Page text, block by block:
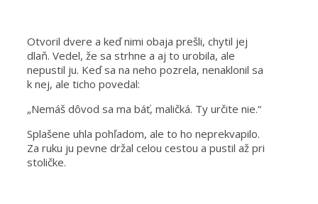
Otvoril dvere a keď nimi obaja prešli, chytil jej
dlaň. Vedel, že sa strhne a aj to urobila, ale
nepustil ju. Keď sa na neho pozrela, nenaklonil sa
k nej, ale ticho povedal:
„Nemáš dôvod sa ma báť, maličká. Ty určite nie.“
Splašene uhla pohľadom, ale to ho neprekvapilo.
Za ruku ju pevne držal celou cestou a pustil až pri
stoličke.